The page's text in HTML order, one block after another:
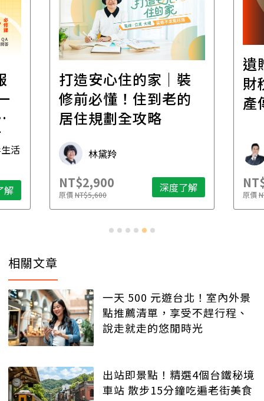
活
解
打造安心住的家｜裝
修前必懂！住到老的
居住規劃全攻略
林黛羚
NT$2,900
原價NT$5,600 深度了解
遺
財
產
原價
相關文章
一天 500 元遊台北！室內外景
點推薦清單，享受不趕行程、
說走就走的悠閒時光
出站即景點！精選4個台鐵秘境
車站 散步15分鐘吃遍老街美食